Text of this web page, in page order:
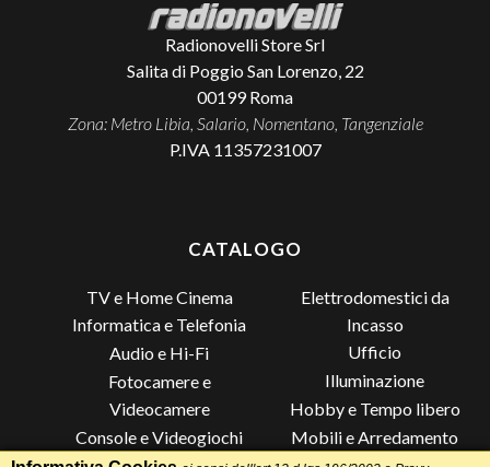
Radionovelli Store Srl
Salita di Poggio San Lorenzo, 22
00199 Roma
Zona: Metro Libia, Salario, Nomentano, Tangenziale
P.IVA 11357231007
CATALOGO
TV e Home Cinema
Informatica e Telefonia
Audio e Hi-Fi
Fotocamere e
Videocamere
Console e Videogiochi
Elettrodomestici da
Incasso
Ufficio
Illuminazione
Hobby e Tempo libero
Mobili e Arredamento